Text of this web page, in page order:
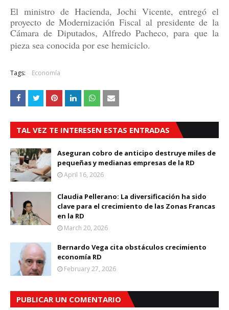
El ministro de Hacienda, Jochi Vicente, entregó el
proyecto de Modernización Fiscal al presidente de la
Cámara de Diputados, Alfredo Pacheco, para que la
pieza sea conocida por ese hemiciclo.
Tags: Economía
TAL VEZ TE INTERESEN ESTAS ENTRADAS
Aseguran cobro de anticipo destruye miles de
pequeñas y medianas empresas de la RD
April 16, 2026
Claudia Pellerano: La diversificación ha sido
clave para el crecimiento de las Zonas Francas
en la RD
March 20, 2026
Bernardo Vega cita obstáculos crecimiento
economía RD
February 27, 2026
PUBLICAR UN COMENTARIO